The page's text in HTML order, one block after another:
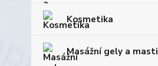
Kosmetika
Masážní gely a masti